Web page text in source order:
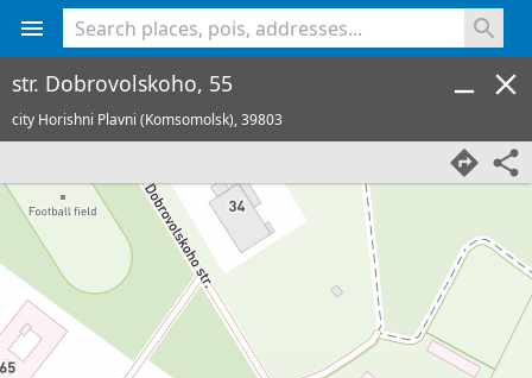
str. Dobrovolskoho, 55
city Horishni Plavni (Komsomolsk),39803
<% console.log(hcard) %>